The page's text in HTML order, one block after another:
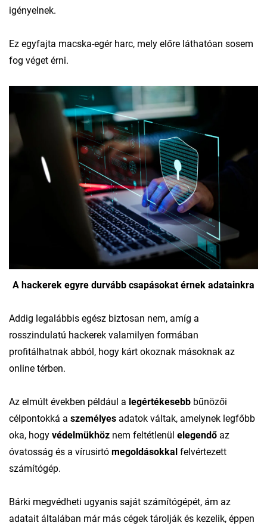
igényelnek.
Ez egyfajta macska-egér harc, mely előre láthatóan sosem
fog véget érni.
A hackerek egyre durvább csapásokat érnek adatainkra
Addig legalábbis egész biztosan nem, amíg a
rosszindulatú hackerek valamilyen formában
profitálhatnak abból, hogy kárt okoznak másoknak az
online térben.
Az elmúlt években például a legértékesebb bűnözői
célpontokká a személyes adatok váltak, amelynek legfőbb
oka, hogy védelmükhöz nem feltétlenül elegendő az
óvatosság és a vírusirtó megoldásokkal felvértezett
számítógép.
Bárki megvédheti ugyanis saját számítógépét, ám az
adatait általában már más cégek tárolják és kezelik, éppen